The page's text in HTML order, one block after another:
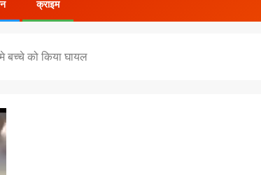
क्राइम
बच्चे को किया घायल